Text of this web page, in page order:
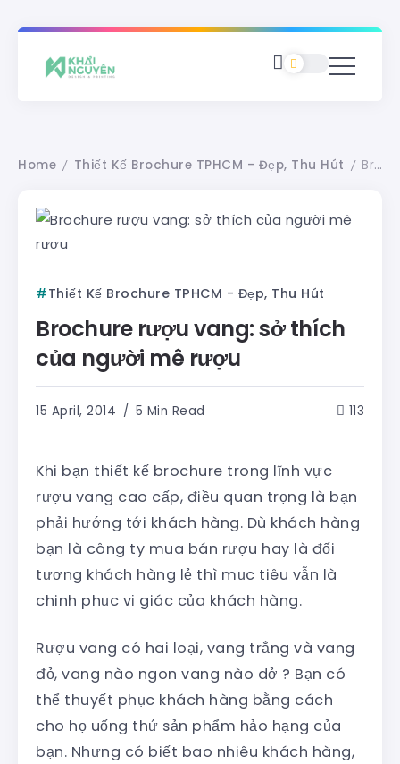
Home / Thiết Kế Brochure TPHCM - Đẹp, Thu Hút / Brochure rượu vang: sở thích của người mê rượu
Thiết Kế Brochure TPHCM - Đẹp, Thu Hút
Brochure rượu vang: sở thích
của người mê rượu
15 April, 2014 5 Min Read 113
Khi bạn thiết kế brochure trong lĩnh vực
rượu vang cao cấp, điều quan trọng là bạn
phải hướng tới khách hàng. Dù khách hàng
bạn là công ty mua bán rượu hay là đối
tượng khách hàng lẻ thì mục tiêu vẫn là
chinh phục vị giác của khách hàng.
Rượu vang có hai loại, vang trắng và vang
đỏ, vang nào ngon vang nào dở ? Bạn có
thể thuyết phục khách hàng bằng cách
cho họ uống thứ sản phẩm hảo hạng của
bạn. Nhưng có biết bao nhiêu khách hàng,